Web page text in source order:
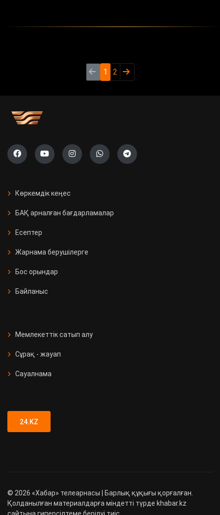
1 2
Көркемдік кеңес
БАҚ арналған бағдарламалар
Есептер
Жарнама берушілерге
Бос орындар
Байланыс
Мемлекеттік сатып алу
Сұрақ - жауап
Сауалнама
24.KZ
© 2026 «Хабар» телеарнасы | Барлық құқығы қорғалған.
Қолданылған материалдарға міндетті түрде khabar.kz
сайтына гиперсілтеме берілуі тиіс.